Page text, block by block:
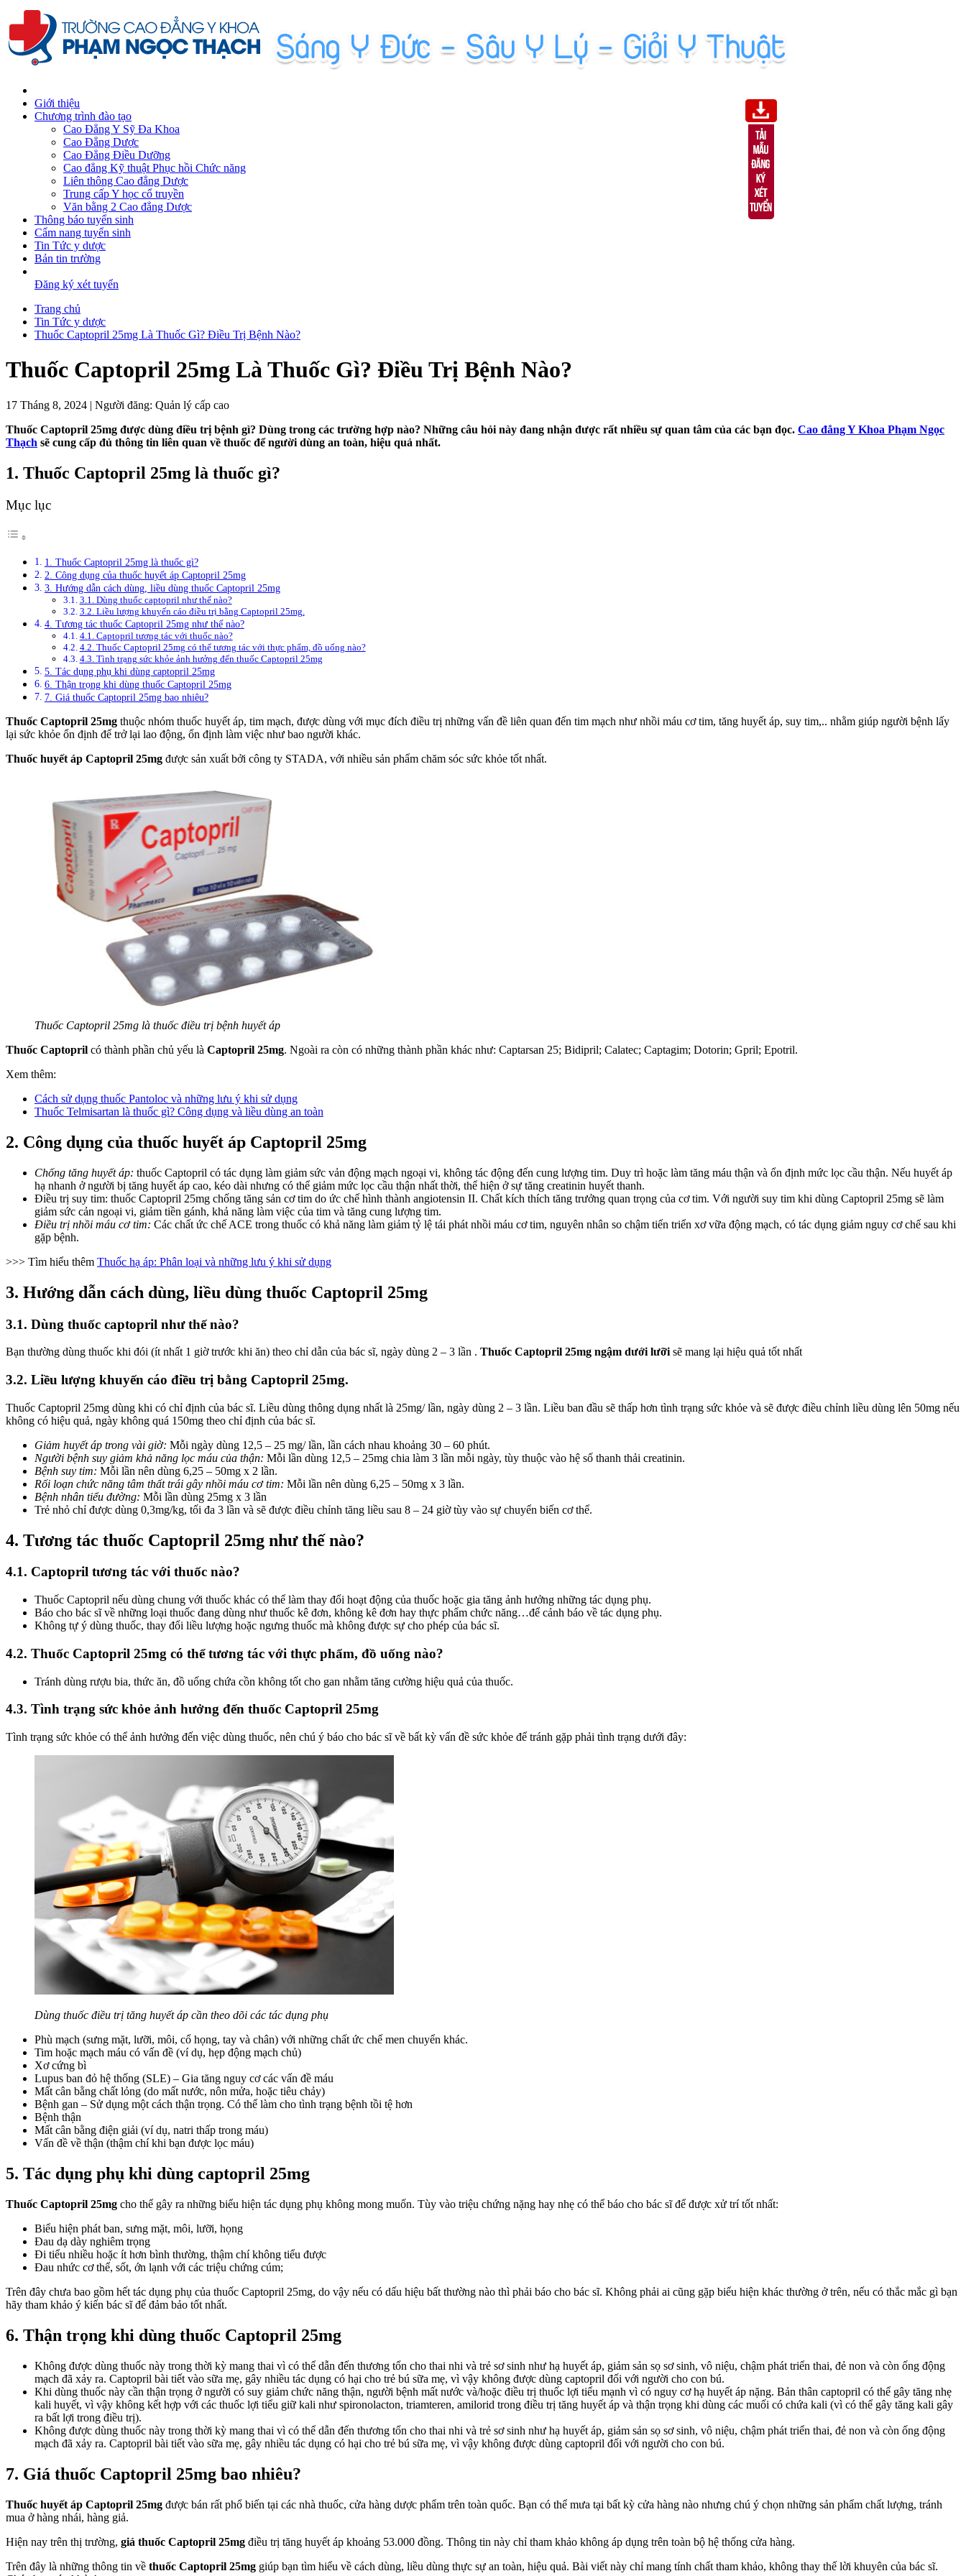
Giới thiệu
Chương trình đào tạo
Cao Đẳng Y Sỹ Đa Khoa
Cao Đẳng Dược
Cao Đẳng Điều Dưỡng
Cao đẳng Kỹ thuật Phục hồi Chức năng
Liên thông Cao đẳng Dược
Trung cấp Y học cổ truyền
Văn bằng 2 Cao đẳng Dược
Thông báo tuyển sinh
Cẩm nang tuyển sinh
Tin Tức y dược
Bản tin trường
Đăng ký xét tuyển
Trang chủ
Tin Tức y dược
Thuốc Captopril 25mg Là Thuốc Gì? Điều Trị Bệnh Nào?
Thuốc Captopril 25mg Là Thuốc Gì? Điều Trị Bệnh Nào?
17 Tháng 8, 2024 | Người đăng: Quản lý cấp cao
Thuốc Captopril 25mg được dùng điều trị bệnh gì? Dùng trong các trường hợp nào? Những câu hỏi này đang nhận được rất nhiều sự quan tâm của các bạn đọc. Cao đẳng Y Khoa Phạm Ngọc
Thạch sẽ cung cấp đủ thông tin liên quan về thuốc để người dùng an toàn, hiệu quả nhất.
1. Thuốc Captopril 25mg là thuốc gì?
Mục lục
1. Thuốc Captopril 25mg là thuốc gì?
2. Công dụng của thuốc huyết áp Captopril 25mg
3. Hướng dẫn cách dùng, liều dùng thuốc Captopril 25mg
3.1. Dùng thuốc captopril như thế nào?
3.2. Liều lượng khuyến cáo điều trị bằng Captopril 25mg.
4. Tương tác thuốc Captopril 25mg như thế nào?
4.1. Captopril tương tác với thuốc nào?
4.2. Thuốc Captopril 25mg có thể tương tác với thực phẩm, đồ uống nào?
4.3. Tình trạng sức khỏe ảnh hưởng đến thuốc Captopril 25mg
5. Tác dụng phụ khi dùng captopril 25mg
6. Thận trọng khi dùng thuốc Captopril 25mg
7. Giá thuốc Captopril 25mg bao nhiêu?
Thuốc Captopril 25mg thuộc nhóm thuốc huyết áp, tim mạch, được dùng với mục đích điều trị những vấn đề liên quan đến tim mạch như nhồi máu cơ tim, tăng huyết áp, suy tim,.. nhằm giúp người bệnh lấy
lại sức khỏe ổn định để trở lại lao động, ổn định làm việc như bao người khác.
Thuốc huyết áp Captopril 25mg được sản xuất bởi công ty STADA, với nhiều sản phẩm chăm sóc sức khỏe tốt nhất.
Thuốc Captopril 25mg là thuốc điều trị bệnh huyết áp
Thuốc Captopril có thành phần chủ yếu là Captopril 25mg. Ngoài ra còn có những thành phần khác như: Captarsan 25; Bidipril; Calatec; Captagim; Dotorin; Gpril; Epotril.
Xem thêm:
Cách sử dụng thuốc Pantoloc và những lưu ý khi sử dụng
Thuốc Telmisartan là thuốc gì? Công dụng và liều dùng an toàn
2. Công dụng của thuốc huyết áp Captopril 25mg
Chống tăng huyết áp: thuốc Captopril có tác dụng làm giảm sức vản động mạch ngoại vi, không tác động đến cung lượng tim. Duy trì hoặc làm tăng máu thận và ổn định mức lọc cầu thận. Nếu huyết áp
hạ nhanh ở người bị tăng huyết áp cao, kéo dài nhưng có thể giảm mức lọc cầu thận nhất thời, thể hiện ở sự tăng creatinin huyết thanh.
Ðiều trị suy tim: thuốc Captopril 25mg chống tăng sản cơ tim do ức chế hình thành angiotensin II. Chất kích thích tăng trưởng quan trọng của cơ tim. Với người suy tim khi dùng Captopril 25mg sẽ làm
giảm sức cản ngoại vi, giảm tiền gánh, khả năng làm việc của tim và tăng cung lượng tim.
Ðiều trị nhồi máu cơ tim: Các chất ức chế ACE trong thuốc có khả năng làm giảm tỷ lệ tái phát nhồi máu cơ tim, nguyên nhân so chậm tiến triển xơ vữa động mạch, có tác dụng giảm nguy cơ chế sau khi
gặp bệnh.
>>> Tìm hiểu thêm Thuốc hạ áp: Phân loại và những lưu ý khi sử dụng
3. Hướng dẫn cách dùng, liều dùng thuốc Captopril 25mg
3.1. Dùng thuốc captopril như thế nào?
Bạn thường dùng thuốc khi đói (ít nhất 1 giờ trước khi ăn) theo chỉ dẫn của bác sĩ, ngày dùng 2 – 3 lần . Thuốc Captopril 25mg ngậm dưới lưỡi sẽ mang lại hiệu quả tốt nhất
3.2. Liều lượng khuyến cáo điều trị bằng Captopril 25mg.
Thuốc Captopril 25mg dùng khi có chỉ định của bác sĩ. Liều dùng thông dụng nhất là 25mg/ lần, ngày dùng 2 – 3 lần. Liều ban đầu sẽ thấp hơn tình trạng sức khỏe và sẽ được điều chỉnh liều dùng lên 50mg nếu
không có hiệu quả, ngày không quá 150mg theo chỉ định của bác sĩ.
Giảm huyết áp trong vài giờ: Mỗi ngày dùng 12,5 – 25 mg/ lần, lần cách nhau khoảng 30 – 60 phút.
Người bệnh suy giảm khả năng lọc máu của thận: Mỗi lần dùng 12,5 – 25mg chia làm 3 lần mỗi ngày, tùy thuộc vào hệ số thanh thải creatinin.
Bệnh suy tim: Mỗi lần nên dùng 6,25 – 50mg x 2 lần.
Rối loạn chức năng tâm thất trái gây nhồi máu cơ tim: Mỗi lần nên dùng 6,25 – 50mg x 3 lần.
Bệnh nhân tiểu đường: Mỗi lần dùng 25mg x 3 lần
Trẻ nhỏ chỉ được dùng 0,3mg/kg, tối đa 3 lần và sẽ được điều chỉnh tăng liều sau 8 – 24 giờ tùy vào sự chuyển biến cơ thể.
4. Tương tác thuốc Captopril 25mg như thế nào?
4.1. Captopril tương tác với thuốc nào?
Thuốc Captopril nếu dùng chung với thuốc khác có thể làm thay đổi hoạt động của thuốc hoặc gia tăng ảnh hưởng những tác dụng phụ.
Báo cho bác sĩ về những loại thuốc đang dùng như thuốc kê đơn, không kê đơn hay thực phẩm chức năng…để cảnh báo về tác dụng phụ.
Không tự ý dùng thuốc, thay đổi liều lượng hoặc ngưng thuốc mà không được sự cho phép của bác sĩ.
4.2. Thuốc Captopril 25mg có thể tương tác với thực phẩm, đồ uống nào?
Tránh dùng rượu bia, thức ăn, đồ uống chứa cồn không tốt cho gan nhằm tăng cường hiệu quả của thuốc.
4.3. Tình trạng sức khỏe ảnh hưởng đến thuốc Captopril 25mg
Tình trạng sức khỏe có thể ảnh hưởng đến việc dùng thuốc, nên chú ý báo cho bác sĩ về bất kỳ vấn đề sức khỏe để tránh gặp phải tình trạng dưới đây:
Dùng thuốc điều trị tăng huyết áp cần theo dõi các tác dụng phụ
Phù mạch (sưng mặt, lưỡi, môi, cổ họng, tay và chân) với những chất ức chế men chuyển khác.
Tim hoặc mạch máu có vấn đề (ví dụ, hẹp động mạch chủ)
Xơ cứng bì
Lupus ban đỏ hệ thống (SLE) – Gia tăng nguy cơ các vấn đề máu
Mất cân bằng chất lỏng (do mất nước, nôn mửa, hoặc tiêu chảy)
Bệnh gan – Sử dụng một cách thận trọng. Có thể làm cho tình trạng bệnh tồi tệ hơn
Bệnh thận
Mất cân bằng điện giải (ví dụ, natri thấp trong máu)
Vấn đề về thận (thậm chí khi bạn được lọc máu)
5. Tác dụng phụ khi dùng captopril 25mg
Thuốc Captopril 25mg cho thể gây ra những biểu hiện tác dụng phụ không mong muốn. Tùy vào triệu chứng nặng hay nhẹ có thể báo cho bác sĩ để được xử trí tốt nhất:
Biểu hiện phát ban, sưng mặt, môi, lưỡi, họng
Đau dạ dày nghiêm trọng
Đi tiểu nhiều hoặc ít hơn bình thường, thậm chí không tiểu được
Đau nhức cơ thể, sốt, ớn lạnh với các triệu chứng cúm;
Trên đây chưa bao gồm hết tác dụng phụ của thuốc Captopril 25mg, do vậy nếu có dấu hiệu bất thường nào thì phải báo cho bác sĩ. Không phải ai cũng gặp biểu hiện khác thường ở trên, nếu có thắc mắc gì bạn
hãy tham khảo ý kiến bác sĩ để đảm bảo tốt nhất.
6. Thận trọng khi dùng thuốc Captopril 25mg
Không được dùng thuốc này trong thời kỳ mang thai vì có thể dẫn đến thương tổn cho thai nhi và trẻ sơ sinh như hạ huyết áp, giảm sản sọ sơ sinh, vô niệu, chậm phát triển thai, đẻ non và còn ống động
mạch đã xảy ra. Captopril bài tiết vào sữa mẹ, gây nhiều tác dụng có hại cho trẻ bú sữa mẹ, vì vậy không được dùng captopril đối với người cho con bú.
Khi dùng thuốc này cần thận trọng ở người có suy giảm chức năng thận, người bệnh mất nước và/hoặc điều trị thuốc lợi tiểu mạnh vì có nguy cơ hạ huyết áp nặng. Bản thân captopril có thể gây tăng nhẹ
kali huyết, vì vậy không kết hợp với các thuốc lợi tiểu giữ kali như spironolacton, triamteren, amilorid trong điều trị tăng huyết áp và thận trọng khi dùng các muối có chứa kali (vì có thể gây tăng kali gây
ra bất lợi trong điều trị).
Không được dùng thuốc này trong thời kỳ mang thai vì có thể dẫn đến thương tổn cho thai nhi và trẻ sơ sinh như hạ huyết áp, giảm sản sọ sơ sinh, vô niệu, chậm phát triển thai, đẻ non và còn ống động
mạch đã xảy ra. Captopril bài tiết vào sữa mẹ, gây nhiều tác dụng có hại cho trẻ bú sữa mẹ, vì vậy không được dùng captopril đối với người cho con bú.
7. Giá thuốc Captopril 25mg bao nhiêu?
Thuốc huyết áp Captopril 25mg được bán rất phổ biến tại các nhà thuốc, cửa hàng dược phẩm trên toàn quốc. Bạn có thể mưa tại bất kỳ cửa hàng nào nhưng chú ý chọn những sản phẩm chất lượng, tránh
mua ở hàng nhái, hàng giả.
Hiện nay trên thị trường, giá thuốc Captopril 25mg điều trị tăng huyết áp khoảng 53.000 đồng. Thông tin này chỉ tham khảo không áp dụng trên toàn bộ hệ thống cửa hàng.
Trên đây là những thông tin về thuốc Captopril 25mg giúp bạn tìm hiểu về cách dùng, liều dùng thực sự an toàn, hiệu quả. Bài viết này chỉ mang tính chất tham khảo, không thay thế lời khuyên của bác sĩ.